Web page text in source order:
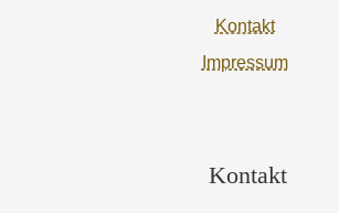
Kontakt
Impressum
Kontakt